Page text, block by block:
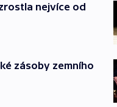
nejvíce od
zásoby zemního